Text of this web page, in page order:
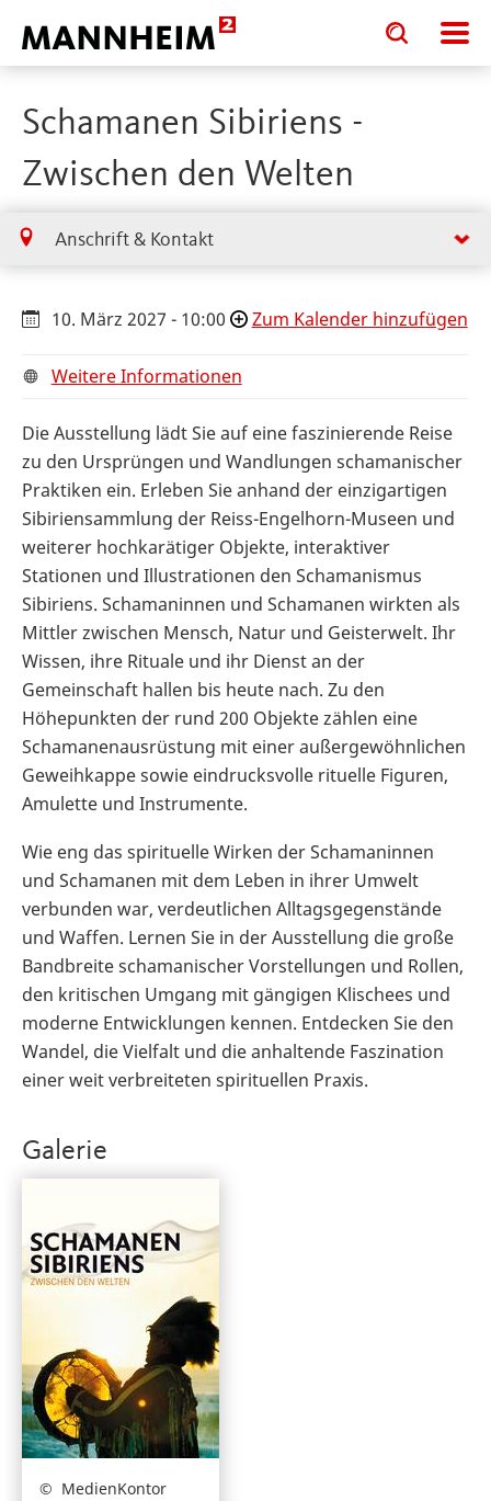
Toggle
search
input
Toggle
search
input
Schamanen Sibiriens -
Zwischen den Welten
Anschrift & Kontakt
10. März 2027 - 10:00 Zum Kalender hinzufügen
Weitere Informationen
Die Ausstellung lädt Sie auf eine faszinierende Reise
zu den Ursprüngen und Wandlungen schamanischer
Praktiken ein. Erleben Sie anhand der einzigartigen
Sibiriensammlung der Reiss-Engelhorn-Museen und
weiterer hochkarätiger Objekte, interaktiver
Stationen und Illustrationen den Schamanismus
Sibiriens. Schamaninnen und Schamanen wirkten als
Mittler zwischen Mensch, Natur und Geisterwelt. Ihr
Wissen, ihre Rituale und ihr Dienst an der
Gemeinschaft hallen bis heute nach. Zu den
Höhepunkten der rund 200 Objekte zählen eine
Schamanenausrüstung mit einer außergewöhnlichen
Geweihkappe sowie eindrucksvolle rituelle Figuren,
Amulette und Instrumente.
Wie eng das spirituelle Wirken der Schamaninnen
und Schamanen mit dem Leben in ihrer Umwelt
verbunden war, verdeutlichen Alltagsgegenstände
und Waffen. Lernen Sie in der Ausstellung die große
Bandbreite schamanischer Vorstellungen und Rollen,
den kritischen Umgang mit gängigen Klischees und
moderne Entwicklungen kennen. Entdecken Sie den
Wandel, die Vielfalt und die anhaltende Faszination
einer weit verbreiteten spirituellen Praxis.
Galerie
MedienKontor